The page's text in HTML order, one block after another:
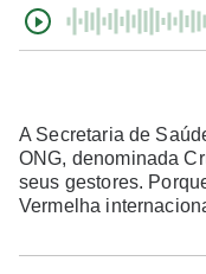
A Secretaria de
ONG, denominada
seus gestores.
Vermelha